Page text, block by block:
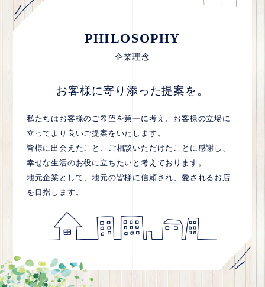
PHILOSOPHY
企業理念
お客様に寄り添った提案を。
私たちはお客様のご希望を第一に考え、お客様の立場に
立ってより良いご提案をいたします。
皆様に出会えたこと、ご相談いただけたことに感謝し、
幸せな生活のお役に立ちたいと考えております。
地元企業として、地元の皆様に信頼され、愛されるお店
を目指します。